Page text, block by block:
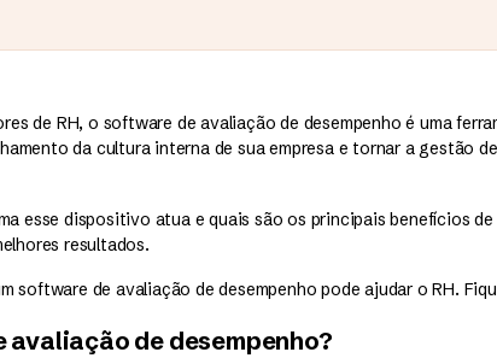
de RH, o software de avaliação de desempenho é uma
da cultura interna de sua empresa e tornar a gestão
esse dispositivo atua e quais são os principais benefícios de
resultados.
software de avaliação de desempenho pode ajudar o RH.
avaliação de desempenho?